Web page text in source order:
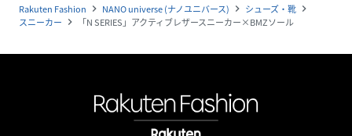
Rakuten Fashion navigate_next NANO universe (ナノユニバース) navigate_next シューズ・靴 navigate_next
スニーカー navigate_next 「N SERIES」アクティブレザースニーカー×BMZソール